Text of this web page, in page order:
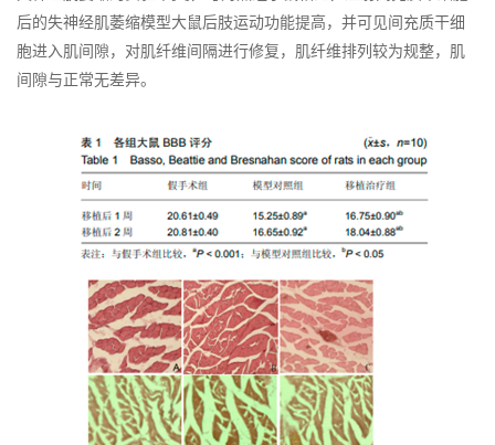
后的失神经肌萎缩模型大鼠后肢运动功能提高，并可见间充质干细
胞进入肌间隙，对肌纤维间隔进行修复，肌纤维排列较为规整，肌
间隙与正常无差异。